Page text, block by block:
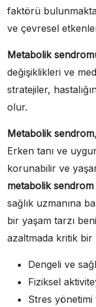
faktörü
ve çevresel
Metabolik
değişiklikleri ve
stratejiler,
olur.
Metabolik sendrom
Erken tanı ve
korunabilir ve
metabolik sendrom
sağlık uzmanına
bir yaşam tarzı
azaltmada kritik bir
Dengeli ve
Fiziksel
Stres yönetimi